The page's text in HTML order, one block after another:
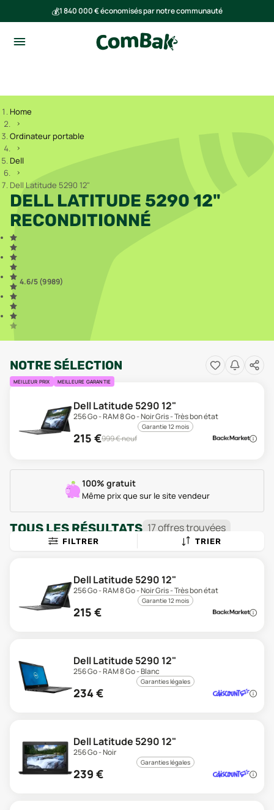
💰1 840 000 € économisés par notre communauté
Home
Ordinateur portable
Dell
Dell Latitude 5290 12"
DELL LATITUDE 5290 12"
RECONDITIONNÉ
4.6/5 (9 989)
NOTRE SÉLECTION
MEILLEUR PRIX MEILLEURE GARANTIE
Dell Latitude 5290 12"
256 Go - RAM 8 Go - Noir Gris - Très bon état
Garantie 12 mois
215 €999€ neuf
100% gratuit
Même prix que sur le site vendeur
TOUS LES RÉSULTATS 17offrestrouvées
FILTRER TRIER
Dell Latitude 5290 12"
256 Go - RAM 8 Go - Noir Gris - Très bon état
Garantie 12 mois
215 €
Dell Latitude 5290 12"
256 Go - RAM 8 Go - Blanc
Garanties légales
234€
Dell Latitude 5290 12"
256 Go - Noir
Garanties légales
239 €